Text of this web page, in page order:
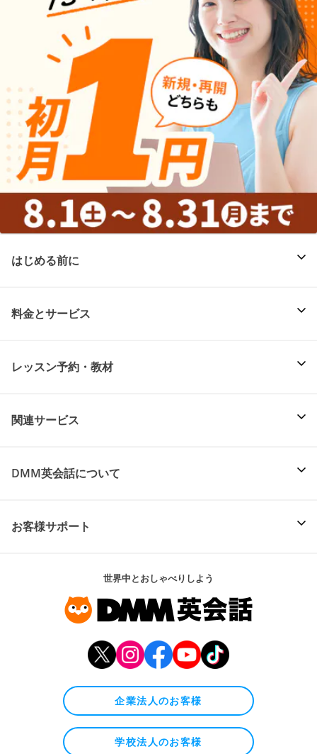
はじめる前に
料金とサービス
レッスン予約・教材
関連サービス
DMM英会話について
お客様サポート
世界中とおしゃべりしよう
企業法人のお客様
学校法人のお客様